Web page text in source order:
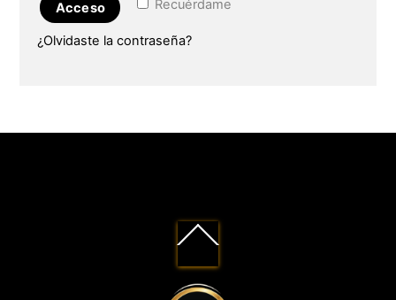
Recuérdame
Acceso
¿Olvidaste la contraseña?
To